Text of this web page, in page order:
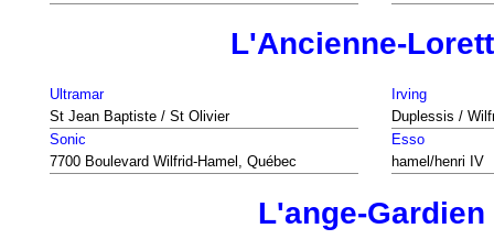
L'Ancienne-
Ultramar
St Jean Baptiste / St Olivier
Irving
Duplessis /
Sonic
7700 Boulevard Wilfrid-Hamel, Québec
Esso
hamel/henri IV
L'ange-Gardien